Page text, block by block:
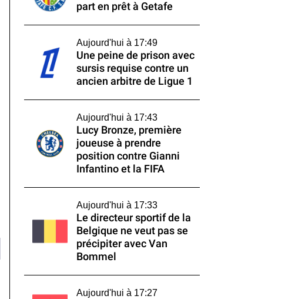
part en prêt à Getafe
Aujourd'hui à 17:49
Une peine de prison avec
sursis requise contre un
ancien arbitre de Ligue 1
Aujourd'hui à 17:43
Lucy Bronze, première
joueuse à prendre
position contre Gianni
Infantino et la FIFA
Aujourd'hui à 17:33
Le directeur sportif de la
Belgique ne veut pas se
précipiter avec Van
Bommel
Aujourd'hui à 17:27